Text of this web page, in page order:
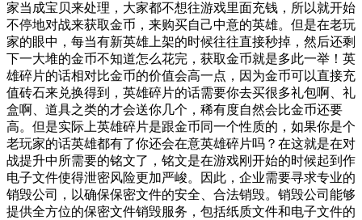
家当成宝贝来处理，大家都不想往游戏里面充钱，所以就开始
不停地对战来获取金币，来购买自己中意的英雄。但是在老玩
家的眼中，每当有新英雄上架的时候往往直接秒掉，然后还剩
下一大堆的金币不知道怎么花完，获取金币就是多此一举！英
雄碎片的话相对比金币的价值会高一点，因为金币可以直接充
值砖石来兑换得到，英雄碎片的话需要你去买很多礼包啊、礼
盒啊、道具之类的才会送你几个，稀有度自然会比金币还要
高。但是实际上英雄碎片是跟金币同一个性质的，如果你是个
老玩家的话英雄都有了你还会在意英雄碎片吗？在这就是在对
战提升中所需要的铭文了，铭文是在游戏刚开始的时候起到作
电子文件使得泄密风险更加严峻。因此，企业需要寻求专业的
销毁公司，以确保保密文件的安全、合法销毁。销毁公司能够
提供全方位的保密文件销毁服务，包括纸质文件和电子文件的